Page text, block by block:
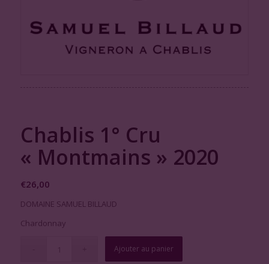
Chablis 1° Cru
« Montmains » 2020
€26,00
DOMAINE SAMUEL BILLAUD
Chardonnay
Ajouter au panier